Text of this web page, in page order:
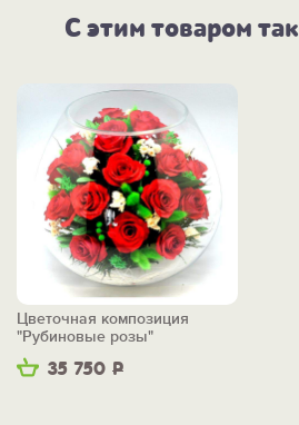
С этим товаром
35 750 Р
Цветочная композиция
"Рубиновые розы"